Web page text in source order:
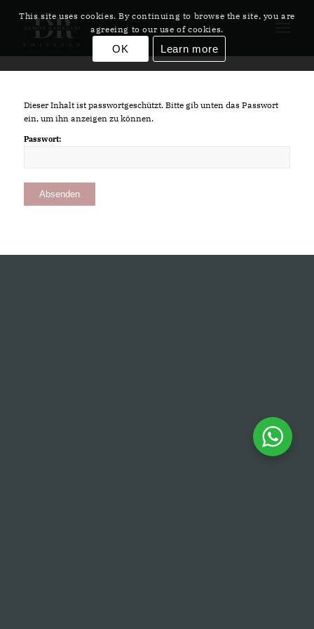
Dieser Inhalt ist passwortgeschützt. Bitte gib unten das Passwort
ein, um ihn anzeigen zu können.
Passwort:
This site uses cookies. By continuing to browse the site, you are
agreeing to our use of cookies.
OK Learn more